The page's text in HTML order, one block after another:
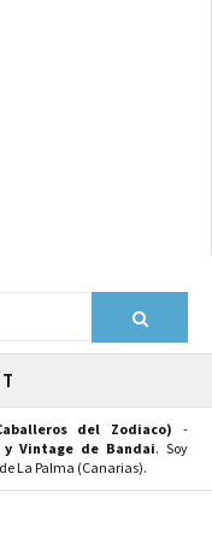
del Zodiaco) -
Vintage de Bandai. Soy
La Palma (Canarias).